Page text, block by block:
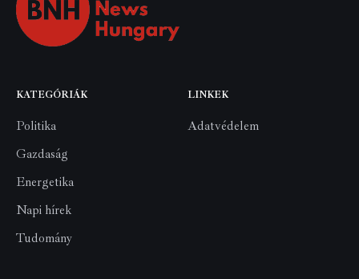
KATEGÓRIÁK
Politika
Gazdaság
Energetika
Napi hírek
Tudomány
LINKEK
Adatvédelem